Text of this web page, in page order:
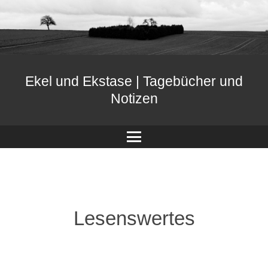
Ekel und Ekstase | Tagebücher und
Notizen
Menü
Lesenswertes